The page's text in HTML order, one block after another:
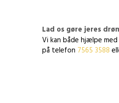
Lad os gøre jeres
Vi kan både hjælpe
på telefon 7565 3588